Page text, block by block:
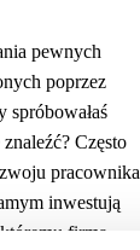
pewnych
poprzez
spróbowałaś
Często
pracownika
inwestują
firma